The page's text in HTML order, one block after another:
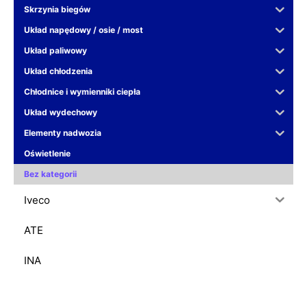
Skrzynia biegów
Układ napędowy / osie / most
Układ paliwowy
Układ chłodzenia
Chłodnice i wymienniki ciepła
Układ wydechowy
Elementy nadwozia
Oświetlenie
Bez kategorii
Iveco
ATE
INA